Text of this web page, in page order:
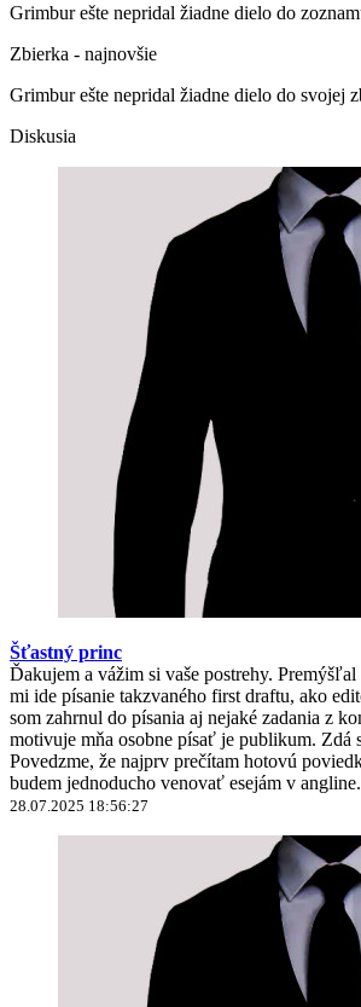
Grimbur ešte nepridal žiadne dielo do
Zbierka - najnovšie
Grimbur ešte nepridal žiadne dielo do svojej
Diskusia
Šťastný princ
Ďakujem a vážim si vaše postrehy.
mi ide písanie takzvaného first draftu, ako
som zahrnul do písania aj nejaké zadania z
motivuje mňa osobne písať je publikum. Zdá
Povedzme, že najprv prečítam hotovú
budem jednoducho venovať esejám v
28.07.2025 18:56:27